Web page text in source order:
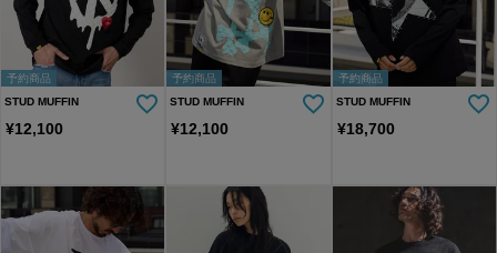
予約商品
STUD MUFFIN
¥12,100
予約商品
STUD MUFFIN
¥12,100
予約商品
STUD MUFFIN
¥18,700